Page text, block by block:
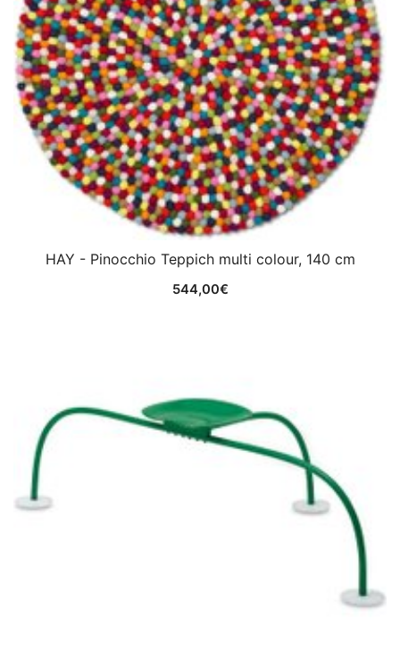
HAY - Pinocchio Teppich multi colour, 140 cm
544,00€